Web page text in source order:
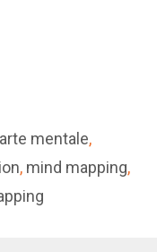
mentale,
, mind mapping,